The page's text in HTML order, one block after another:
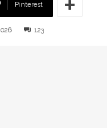
Pinterest
123